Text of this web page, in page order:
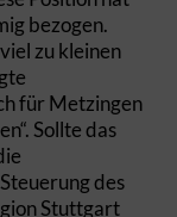
bezogen.
zu kleinen
für Metzingen
Sollte das
des
Stuttgart